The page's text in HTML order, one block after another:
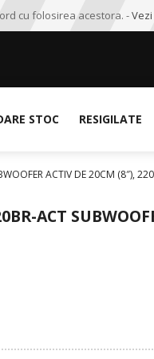
cu folosirea acestora. -
STOC RESIGILATE
ACTIV DE 20CM (8″),
ACT